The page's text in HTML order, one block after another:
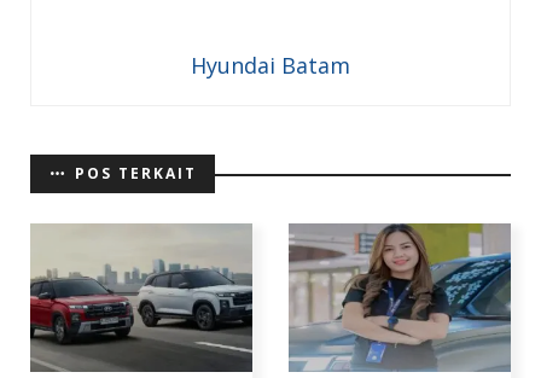
Hyundai Batam
POS TERKAIT